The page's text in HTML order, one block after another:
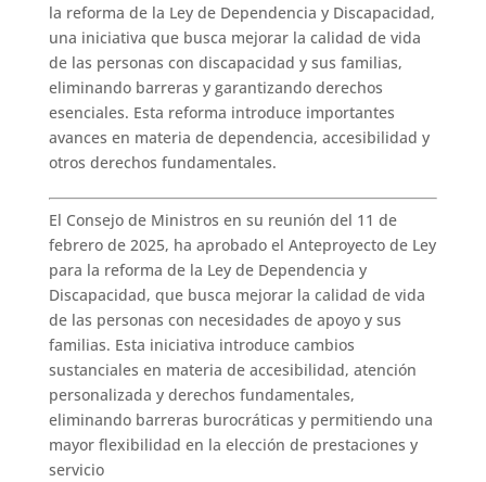
la reforma de la Ley de Dependencia y Discapacidad,
una iniciativa que busca mejorar la calidad de vida
de las personas con discapacidad y sus familias,
eliminando barreras y garantizando derechos
esenciales. Esta reforma introduce importantes
avances en materia de dependencia, accesibilidad y
otros derechos fundamentales.
El Consejo de Ministros en su reunión del 11 de
febrero de 2025, ha aprobado el Anteproyecto de Ley
para la reforma de la Ley de Dependencia y
Discapacidad, que busca mejorar la calidad de vida
de las personas con necesidades de apoyo y sus
familias. Esta iniciativa introduce cambios
sustanciales en materia de accesibilidad, atención
personalizada y derechos fundamentales,
eliminando barreras burocráticas y permitiendo una
mayor flexibilidad en la elección de prestaciones y
servicio